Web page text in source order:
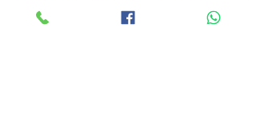
patch adesivo.